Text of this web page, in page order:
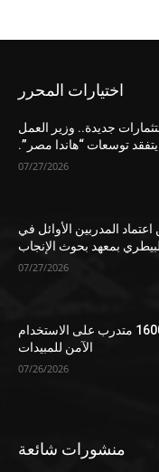
اختيارات المحرر
جديدة.. وزير العمل
يتفقد توسعات “هاندا مصر”.
07/27/2026
المدربين الأوائل في
بمعهد بحوث الإنجاب
07/27/2026
الزراعة: تأهيل 1600 متدرب على الاستخدام
الآمن للمبيدات
07/26/2026
منشورات شائعة